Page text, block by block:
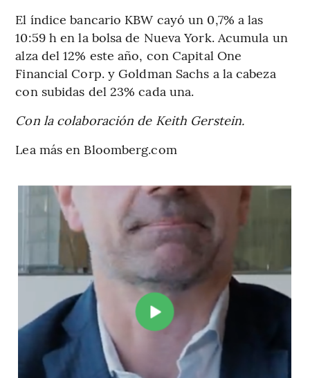
El índice bancario KBW cayó un 0,7% a las
10:59 h en la bolsa de Nueva York. Acumula un
alza del 12% este año, con Capital One
Financial Corp. y Goldman Sachs a la cabeza
con subidas del 23% cada una.
Con la colaboración de Keith Gerstein.
Lea más en Bloomberg.com